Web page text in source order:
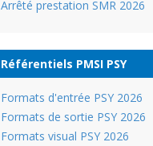
Arrêté prestation SMR 2026
Référentiels PMSI PSY
Formats d'entrée PSY 2026
Formats de sortie PSY 2026
Formats visual PSY 2026